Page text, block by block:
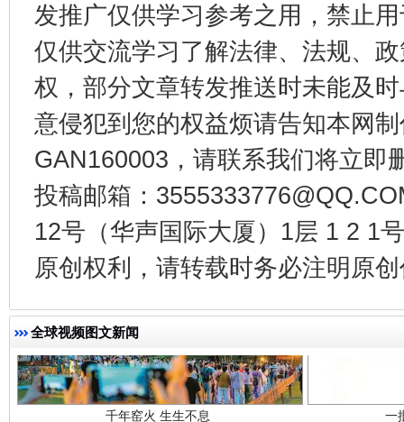
发推广仅供学习参考之用，禁止
仅供交流学习了解法律、法规、
权，部分文章转发推送时未能及
意侵犯到您的权益烦请告知本网
GAN160003，请联系我们将立即
投稿邮箱：
12号（华声国际大厦）1层 1 2 1
原创权利，请转载时务必注明原
全球视频图文新闻
千年窑火 生生不息 一